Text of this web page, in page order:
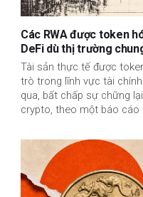
Các RWA được token
DeFi dù thị trường
Tài sản thực tế được
trò trong lĩnh vực tài
qua, bất chấp sự chững
crypto, theo một báo cáo